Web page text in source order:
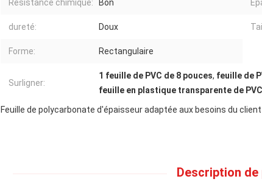
Résistance chimique: Bon
dureté: Doux
Forme: Rectangulaire
Surligner:
1 feuille de PVC de 8 pouces, feuille de
feuille en plastique transparente de PVC
Feuille de polycarbonate d'épaisseur adaptée aux besoins du
Description de